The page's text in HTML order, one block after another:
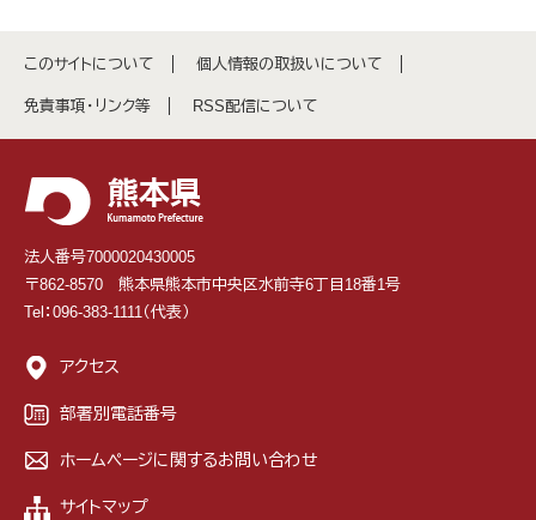
このサイトについて 個人情報の取扱いについて
免責事項・リンク等 RSS配信について
法人番号7000020430005
〒862-8570 熊本県熊本市中央区水前寺6丁目18番1号
Tel：096-383-1111（代表）
アクセス
部署別電話番号
ホームページに関するお問い合わせ
サイトマップ